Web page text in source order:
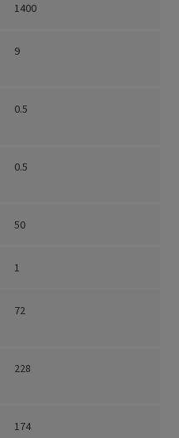
1400
9
0.5
0.5
50
1
72
228
174